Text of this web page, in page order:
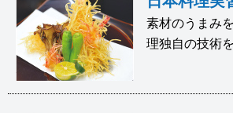
素材のうまみ
理独自の技術